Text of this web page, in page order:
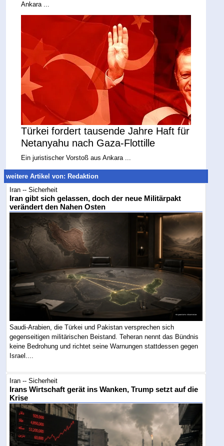
Ankara ...
Türkei fordert tausende Jahre Haft für
Netanyahu nach Gaza-Flottille
Ein juristischer Vorstoß aus Ankara ...
weitere Artikel von: Redaktion
Iran -- Sicherheit
Iran gibt sich gelassen, doch der neue Militärpakt
verändert den Nahen Osten
Saudi-Arabien, die Türkei und Pakistan versprechen sich
gegenseitigen militärischen Beistand. Teheran nennt das Bündnis
keine Bedrohung und richtet seine Warnungen stattdessen gegen
Israel....
Iran -- Sicherheit
Irans Wirtschaft gerät ins Wanken, Trump setzt auf die
Krise